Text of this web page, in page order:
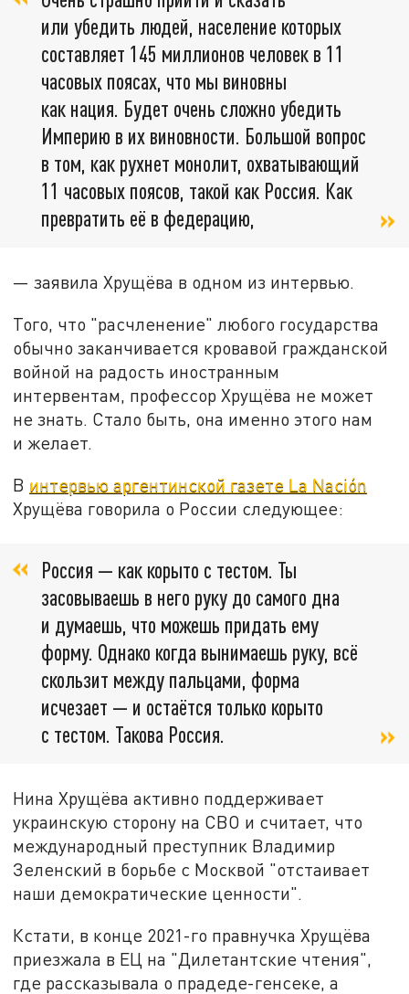
или убедить людей, население которых
составляет 145 миллионов человек в 11
часовых поясах, что мы виновны
как нация. Будет очень сложно убедить
Империю в их виновности. Большой вопрос
в том, как рухнет монолит, охватывающий
11 часовых поясов, такой как Россия. Как
превратить её в федерацию,
— заявила Хрущёва в одном из интервью.
Того, что "расчленение" любого государства
обычно заканчивается кровавой гражданской
войной на радость иностранным
интервентам, профессор Хрущёва не может
не знать. Стало быть, она именно этого нам
и желает.
В интервью аргентинской газете La Nación
Хрущёва говорила о России следующее:
Россия — как корыто с тестом. Ты
засовываешь в него руку до самого дна
и думаешь, что можешь придать ему
форму. Однако когда вынимаешь руку, всё
скользит между пальцами, форма
исчезает — и остаётся только корыто
с тестом. Такова Россия.
Нина Хрущёва активно поддерживает
украинскую сторону на СВО и считает, что
международный преступник Владимир
Зеленский в борьбе с Москвой "отстаивает
наши демократические ценности".
Кстати, в конце 2021-го правнучка Хрущёва
приезжала в ЕЦ на "Дилетантские чтения",
где рассказывала о прадеде-генсеке, а